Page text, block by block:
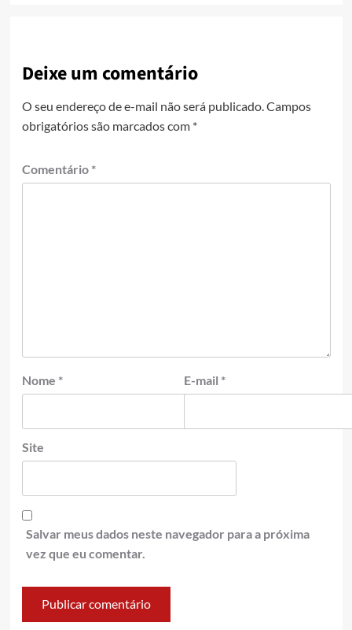
Deixe um comentário
O seu endereço de e-mail não será publicado. Campos
obrigatórios são marcados com *
Comentário *
Nome * E-mail *
Site
Salvar meus dados neste navegador para a próxima
vez que eu comentar.